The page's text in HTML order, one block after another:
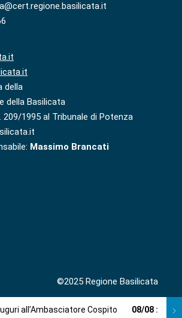
della
della Basilicata
209/1995 al Tribunale di Potenza
Massimo Brancati
©2025 Regione Basilicata
all’Ambasciatore Cospito 08/08 :